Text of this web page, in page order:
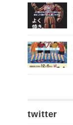
twitter